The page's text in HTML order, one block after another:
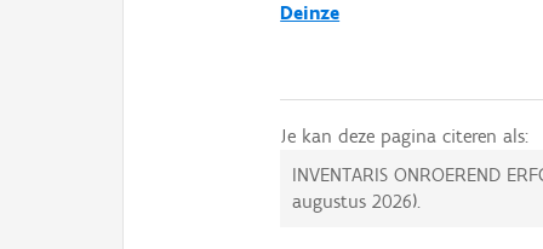
Deinze
Je kan deze pagina citeren als:
INVENTARIS ONROEREND
augustus 2026).